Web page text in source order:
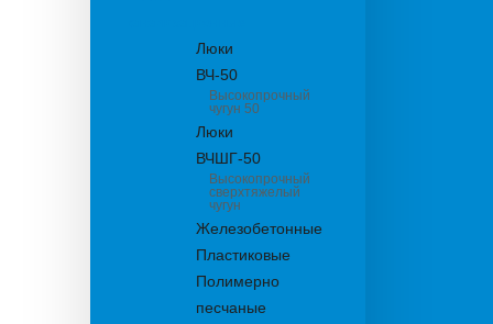
Люки
ВЧ-50
Высокопрочный
чугун 50
Люки
ВЧШГ-50
Высокопрочный
сверхтяжелый
чугун
Железобетонные
Пластиковые
Полимерно
песчаные